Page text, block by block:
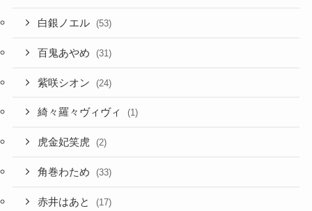
白銀ノエル (53)
百鬼あやめ (31)
紫咲シオン (24)
綺々羅々ヴィヴィ (1)
虎金妃笑虎 (2)
角巻わため (33)
赤井はあと (17)